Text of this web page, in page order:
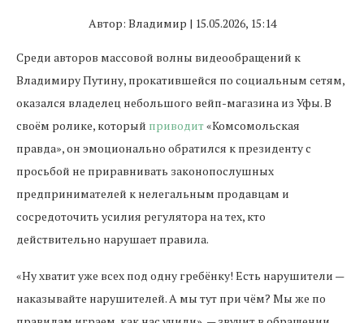
Автор: Владимир | 15.05.2026, 15:14
Среди авторов массовой волны видеообращений к
Владимиру Путину, прокатившейся по социальным сетям,
оказался владелец небольшого вейп-магазина из Уфы. В
своём ролике, который приводит«Комсомольская
правда», он эмоционально обратился к президенту с
просьбой не приравнивать законопослушных
предпринимателей к нелегальным продавцам и
сосредоточить усилия регулятора на тех, кто
действительно нарушает правила.
«Ну хватит уже всех под одну гребёнку! Есть нарушители —
наказывайте нарушителей. А мы тут при чём? Мы же по